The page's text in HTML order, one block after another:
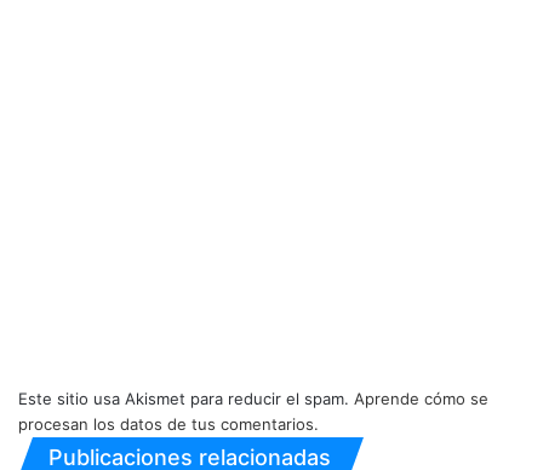
Este sitio usa Akismet para reducir el spam. Aprende cómo se
procesan los datos de tus comentarios.
Publicaciones relacionadas